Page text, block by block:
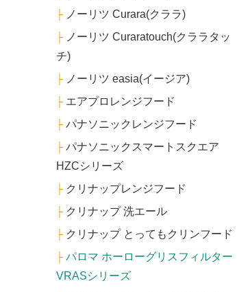
├ ノーリツ Curara(クララ)
├ ノーリツ Curaratouch(クララタッ
チ)
├ ノーリツ easia(イージア)
├ エアプロレンジフード
├ パナソニックレンジフード
├ パナソニックスマートスクエア
HZCシリーズ
├ クリナップレンジフード
├ クリナップ 洗エール
├ クリナップ とってもクリンフード
├ パロマ ホーローグリスフィルター
VRASシリーズ